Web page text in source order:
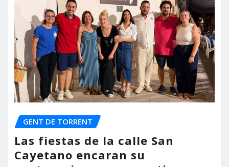
GENT DE TORRENT
Las fiestas de la calle San
Cayetano encaran su